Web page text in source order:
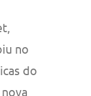
no
do